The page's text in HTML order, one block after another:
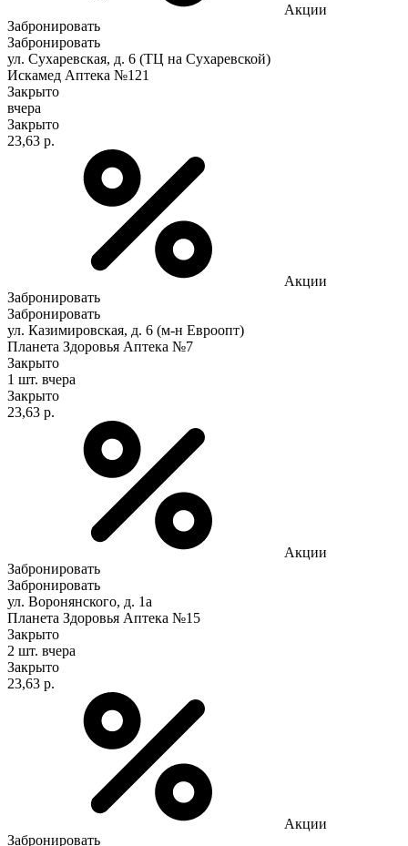
Акции
Забронировать
Забронировать
ул. Сухаревская, д. 6 (ТЦ на Сухаревской)
Искамед Аптека №121
Закрыто
вчера
Закрыто
23,63 р.
Акции
Забронировать
Забронировать
ул. Казимировская, д. 6 (м-н Евроопт)
Планета Здоровья Аптека №7
Закрыто
1 шт. вчера
Закрыто
23,63 р.
Акции
Забронировать
Забронировать
ул. Воронянского, д. 1а
Планета Здоровья Аптека №15
Закрыто
2 шт. вчера
Закрыто
23,63 р.
Акции
Забронировать